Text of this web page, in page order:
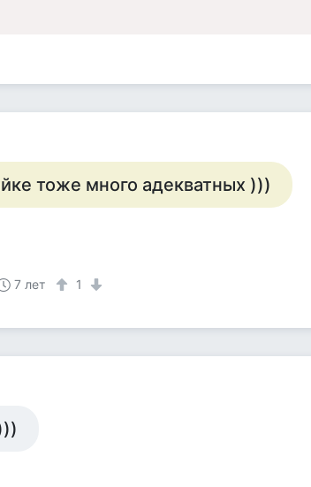
тоже много адекватных )))
7 лет 1